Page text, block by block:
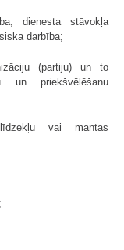
dienesta stāvokļa
darbība;
(partiju) un to
un priekšvēlēšanu
vai mantas